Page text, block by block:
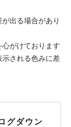
出る場合があり
がけております
示される色みに差
グダウン